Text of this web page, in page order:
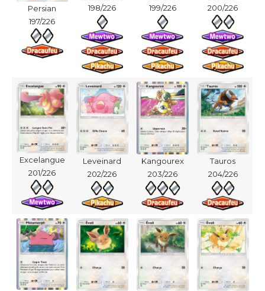
Persian
197/226
198/226
199/226
200/226
Excelangue
201/226
Leveinard
202/226
Kangourex
203/226
Tauros
204/226